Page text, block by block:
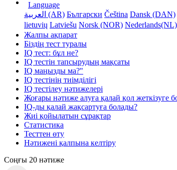
Language
العربية (AR) Български Čeština Dansk (DAN)
lietuvių Latviešu Norsk (NOR) Nederlands(NL)
Жалпы ақпарат
Біздің тест туралы
IQ тест: бұл не?
IQ тестін тапсырудың мақсаты
IQ маңызды ма?"
IQ тестінің тиімділігі
IQ тестілеу нәтижелері
Жоғары нәтиже алуға қалай қол жеткізуге
IQ-ды қалай жақсартуға болады?
Жиі қойылатын сұрақтар
Статистика
Тесттен өту
Нәтижені қалпына келтіру
Соңғы 20 нәтиже